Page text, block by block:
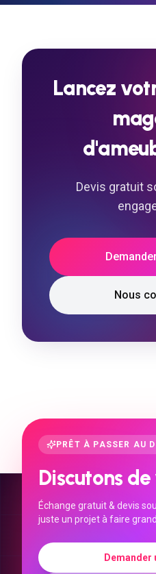
Lancez
Devis gratuit
Nous
PRÊT À PASSER AU
Discutons
Échange gratuit & devis
juste un projet à faire
Demander